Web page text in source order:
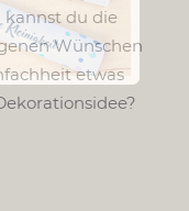
kannst du die
Wünschen
etwas